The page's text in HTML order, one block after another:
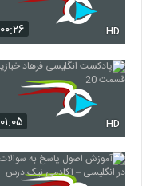
۰۰:۲۶ HD
۰۱:۰۵ HD